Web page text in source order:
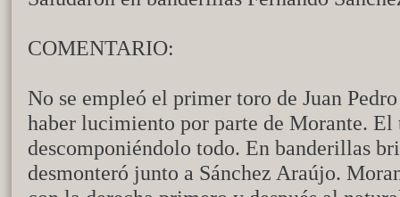
COMENTARIO:
No se empleó el primer toro de Juan
haber lucimiento por parte de Morante. El
descomponiéndolo todo. En banderillas
desmonteró junto a Sánchez Araújo.